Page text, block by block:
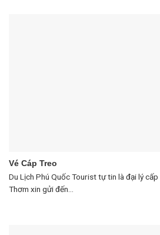
Vé Cáp Treo
Du Lịch Phú Quốc Tourist tự tin là đại lý
Thơm xin gửi đến...